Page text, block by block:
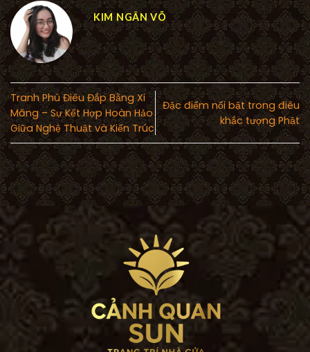
KIM NGÂN VÕ
Tranh Phù Điêu Đắp Bằng Xi
Măng – Sự Kết Hợp Hoàn Hảo
Giữa Nghệ Thuật và Kiến Trúc
Đặc điểm nổi bật trong điêu
khắc tượng Phật